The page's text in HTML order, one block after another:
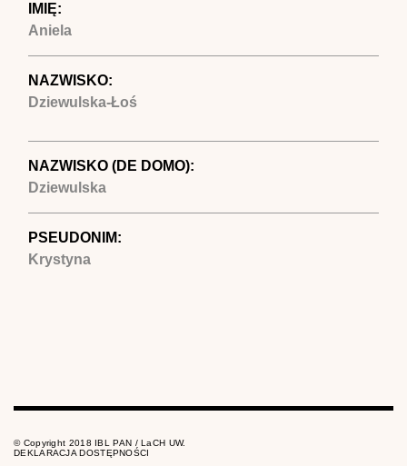
IMIĘ:
Aniela
NAZWISKO:
Dziewulska-Łoś
NAZWISKO (DE DOMO):
Dziewulska
PSEUDONIM:
Krystyna
© Copyright 2018 IBL PAN / LaCH UW.
DEKLARACJA DOSTĘPNOŚCI